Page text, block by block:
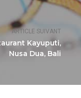
ARTICLE SUIVANT
Kayuputi,
Nusa Dua, Bali